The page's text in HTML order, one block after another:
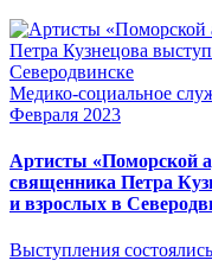
Медико-социальное
Февраля 2023
Артисты «Поморской
священника Петра
и взрослых в
Выступления